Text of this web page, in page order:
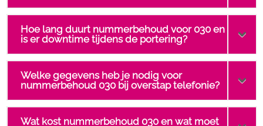
Hoe lang duurt nummerbehoud voor 030 en
is er downtime tijdens de portering?
Welke gegevens heb je nodig voor
nummerbehoud 030 bij overstap telefonie?
Wat kost nummerbehoud 030 en wat moet